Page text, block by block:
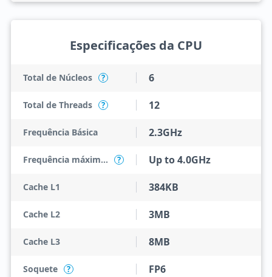
Especificações da CPU
Total de Núcleos ? 6
Total de Threads ? 12
Frequência Básica 2.3GHz
Frequência máxima do turbo ? Up to 4.0GHz
Cache L1 384KB
Cache L2 3MB
Cache L3 8MB
Soquete ? FP6